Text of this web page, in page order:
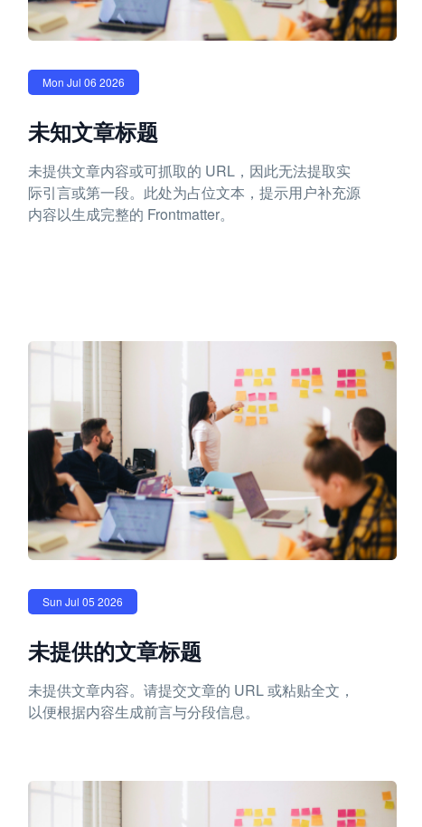
Mon Jul 06 2026
未知文章标题
未提供文章内容或可抓取的 URL，因此无法提取实
际引言或第一段。此处为占位文本，提示用户补充源
内容以生成完整的 Frontmatter。
Sun Jul 05 2026
未提供的文章标题
未提供文章内容。请提交文章的 URL 或粘贴全文，
以便根据内容生成前言与分段信息。